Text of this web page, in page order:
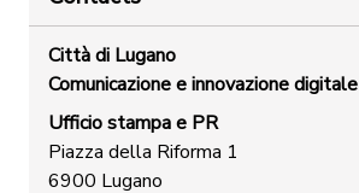
Città di Lugano
Comunicazione e innovazione digitale
Ufficio stampa e PR
Piazza della Riforma 1
6900 Lugano